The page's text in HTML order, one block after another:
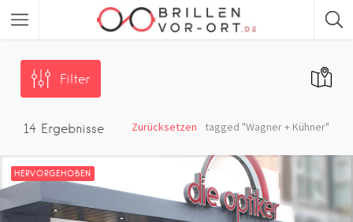
Filter
14 Ergebnisse tagged "Wagner + Kühner"
Zurücksetzen
HERVORGEHOBEN